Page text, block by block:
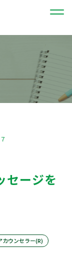
セージを
カウンセラー(R)